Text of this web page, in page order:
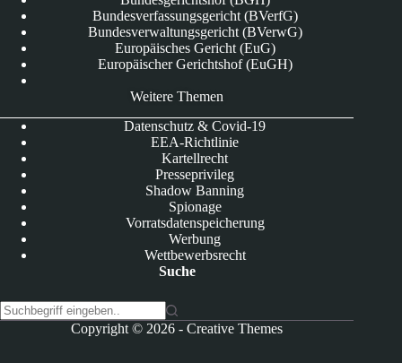
Bundesverfassungsgericht (BVerfG)
Bundesverwaltungsgericht (BVerwG)
Europäisches Gericht (EuG)
Europäischer Gerichtshof (EuGH)
Weitere Themen
Datenschutz & Covid-19
EEA-Richtlinie
Kartellrecht
Presseprivileg
Shadow Banning
Spionage
Vorratsdatenspeicherung
Werbung
Wettbewerbsrecht
Suche
Copyright © 2026 -Creative Themes